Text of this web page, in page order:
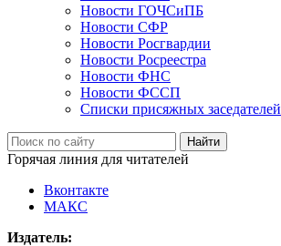
Новости ГОЧСиПБ
Новости СФР
Новости Росгвардии
Новости Росреестра
Новости ФНС
Новости ФССП
Списки присяжных заседателей
Горячая линия для читателей
Вконтакте
МАКС
Издатель: